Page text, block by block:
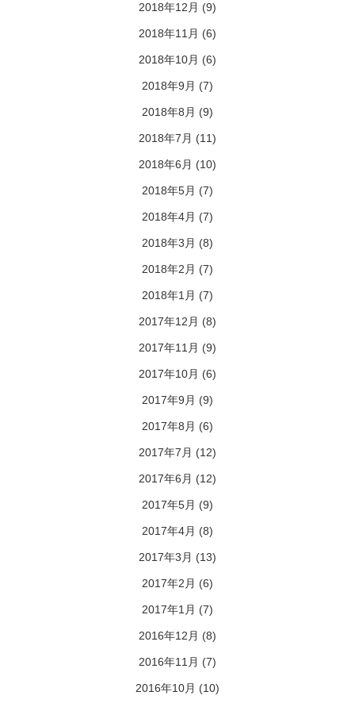
2018年12月 (9)
2018年11月 (6)
2018年10月 (6)
2018年9月 (7)
2018年8月 (9)
2018年7月 (11)
2018年6月 (10)
2018年5月 (7)
2018年4月 (7)
2018年3月 (8)
2018年2月 (7)
2018年1月 (7)
2017年12月 (8)
2017年11月 (9)
2017年10月 (6)
2017年9月 (9)
2017年8月 (6)
2017年7月 (12)
2017年6月 (12)
2017年5月 (9)
2017年4月 (8)
2017年3月 (13)
2017年2月 (6)
2017年1月 (7)
2016年12月 (8)
2016年11月 (7)
2016年10月 (10)